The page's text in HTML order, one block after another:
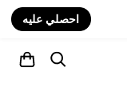
احصلي عليه